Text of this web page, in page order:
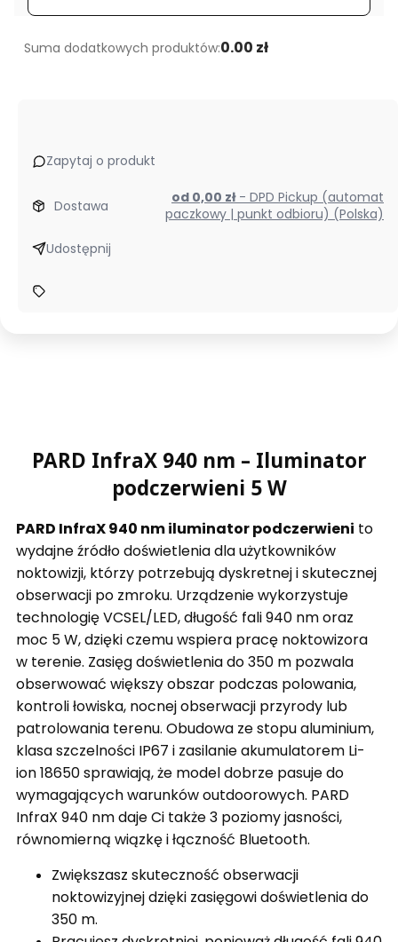
Suma dodatkowych produktów:0.00 zł
Zapytaj o produkt
Dostawa od 0,00 zł - DPD Pickup (automat
paczkowy | punkt odbioru) (Polska)
Udostępnij
PARD InfraX 940 nm – Iluminator
podczerwieni 5 W
PARD InfraX 940 nm iluminator podczerwieni to
wydajne źródło doświetlenia dla użytkowników
noktowizji, którzy potrzebują dyskretnej i skutecznej
obserwacji po zmroku. Urządzenie wykorzystuje
technologię VCSEL/LED, długość fali 940 nm oraz
moc 5 W, dzięki czemu wspiera pracę noktowizora
w terenie. Zasięg doświetlenia do 350 m pozwala
obserwować większy obszar podczas polowania,
kontroli łowiska, nocnej obserwacji przyrody lub
patrolowania terenu. Obudowa ze stopu aluminium,
klasa szczelności IP67 i zasilanie akumulatorem Li-
ion 18650 sprawiają, że model dobrze pasuje do
wymagających warunków outdoorowych. PARD
InfraX 940 nm daje Ci także 3 poziomy jasności,
równomierną wiązkę i łączność Bluetooth.
Zwiększasz skuteczność obserwacji
noktowizyjnej dzięki zasięgowi doświetlenia do
350 m.